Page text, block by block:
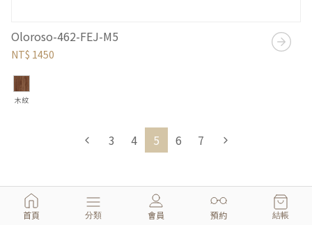
Oloroso-462-FEJ-M5
NT$ 1450
木紋
3 4 5 6 7
首頁 分類 會員 預約 結帳